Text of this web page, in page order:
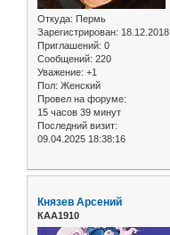
Откуда: Пермь
Зарегистрирован: 18.12.2018
Приглашений: 0
Сообщений: 220
Уважение: +1
Пол: Женский
Провел на форуме:
15 часов 39 минут
Последний визит:
09.04.2025 18:38:16
Князев Арсений
КАА1910